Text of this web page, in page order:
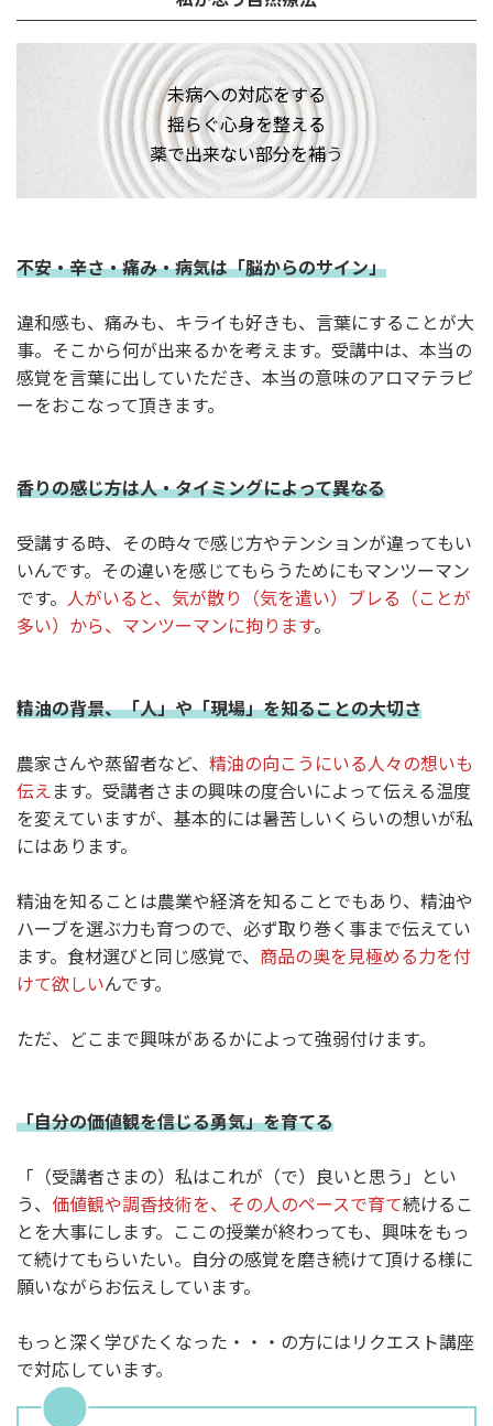
未病への対応をする
揺らぐ心身を整える
薬で出来ない部分を補う
不安・辛さ・痛み・病気は「脳からのサイン」
違和感も、痛みも、キライも好きも、言葉にすることが大
事。そこから何が出来るかを考えます。受講中は、本当の
感覚を言葉に出していただき、本当の意味のアロマテラピ
ーをおこなって頂きます。
香りの感じ方は人・タイミングによって異なる
受講する時、その時々で感じ方やテンションが違ってもい
いんです。その違いを感じてもらうためにもマンツーマン
です。
人がいると、気が散り（気を遣い）ブレる（ことが
多い）から、マンツーマンに拘ります。
精油の背景、「人」や「現場」を知ることの大切さ
農家さんや蒸留者など、 精油の向こうにいる人々の想いも
伝え ます。受講者さまの興味の度合いによって伝える温度
を変えていますが、基本的には暑苦しいくらいの想いが私
にはあります。
精油を知ることは農業や経済を知ることでもあり、精油や
ハーブを選ぶ力も育つので、必ず取り巻く事まで伝えてい
ます。食材選びと同じ感覚で、 商品の奥を見極める力を付
けて欲しいんです。
ただ、どこまで興味があるかによって強弱付けます。
「自分の価値観を信じる勇気」を育てる
「（受講者さまの）私はこれが（で）良いと思う」とい
う、 価値観や調香技術を、その人のペースで育て続けるこ
とを大事にします。ここの授業が終わっても、興味をもっ
て続けてもらいたい。自分の感覚を磨き続けて頂ける様に
願いながらお伝えしています。
もっと深く学びたくなった・・・の方にはリクエスト講座
で対応しています。